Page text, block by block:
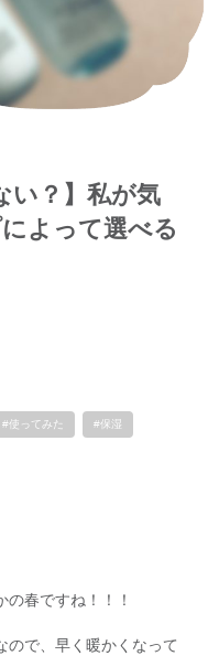
い？】私が気
よって選べる
#使ってみた #保湿
春ですね！！！
ので、早く暖かくなって